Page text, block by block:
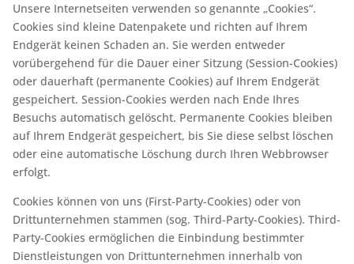
Unsere Internetseiten verwenden so genannte „Cookies“.
Cookies sind kleine Datenpakete und richten auf Ihrem
Endgerät keinen Schaden an. Sie werden entweder
vorübergehend für die Dauer einer Sitzung (Session-Cookies)
oder dauerhaft (permanente Cookies) auf Ihrem Endgerät
gespeichert. Session-Cookies werden nach Ende Ihres
Besuchs automatisch gelöscht. Permanente Cookies bleiben
auf Ihrem Endgerät gespeichert, bis Sie diese selbst löschen
oder eine automatische Löschung durch Ihren Webbrowser
erfolgt.
Cookies können von uns (First-Party-Cookies) oder von
Drittunternehmen stammen (sog. Third-Party-Cookies). Third-
Party-Cookies ermöglichen die Einbindung bestimmter
Dienstleistungen von Drittunternehmen innerhalb von